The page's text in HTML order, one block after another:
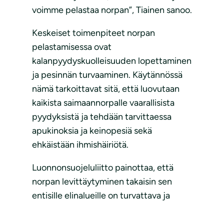
voimme pelastaa norpan”, Tiainen sanoo.
Keskeiset toimenpiteet norpan
pelastamisessa ovat
kalanpyydyskuolleisuuden lopettaminen
ja pesinnän turvaaminen. Käytännössä
nämä tarkoittavat sitä, että luovutaan
kaikista saimaannorpalle vaarallisista
pyydyksistä ja tehdään tarvittaessa
apukinoksia ja keinopesiä sekä
ehkäistään ihmishäiriötä.
Luonnonsuojeluliitto painottaa, että
norpan levittäytyminen takaisin sen
entisille elinalueille on turvattava ja